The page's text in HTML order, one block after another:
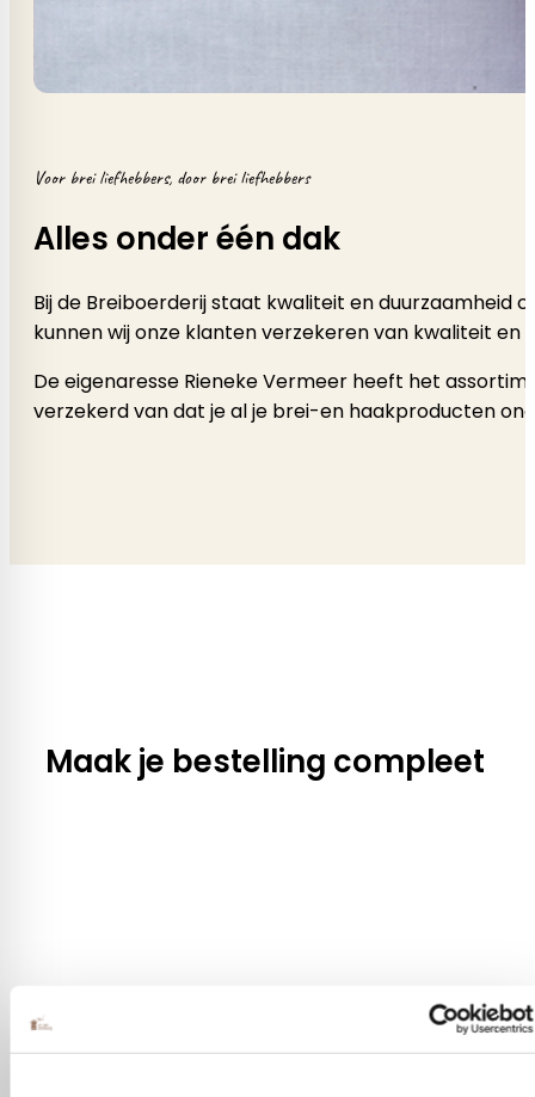
Voor brei liefhebbers, door brei liefhebbers
Alles onder één dak
Bij de Breiboerderij staat kwaliteit en duurzaamheid
kunnen wij onze klanten verzekeren van kwaliteit en
De eigenaresse Rieneke Vermeer heeft het
verzekerd van dat je al je brei-en haakproducten
Maak je bestelling compleet